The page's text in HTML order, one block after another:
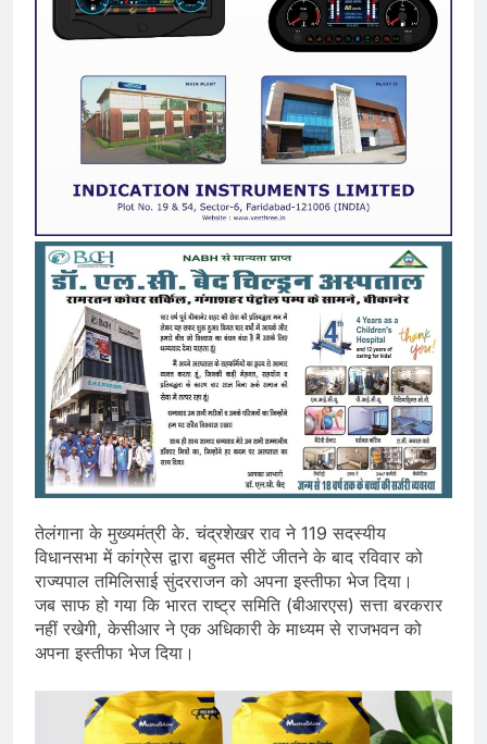
तेलंगाना के मुख्यमंत्री के. चंद्रशेखर राव ने 119 सदस्यीय
विधानसभा में कांग्रेस द्वारा बहुमत सीटें जीतने के बाद रविवार को
राज्यपाल तमिलिसाई सुंदरराजन को अपना इस्तीफा भेज दिया।
जब साफ हो गया कि भारत राष्ट्र समिति (बीआरएस) सत्ता बरकरार
नहीं रखेगी, केसीआर ने एक अधिकारी के माध्यम से राजभवन को
अपना इस्तीफा भेज दिया।